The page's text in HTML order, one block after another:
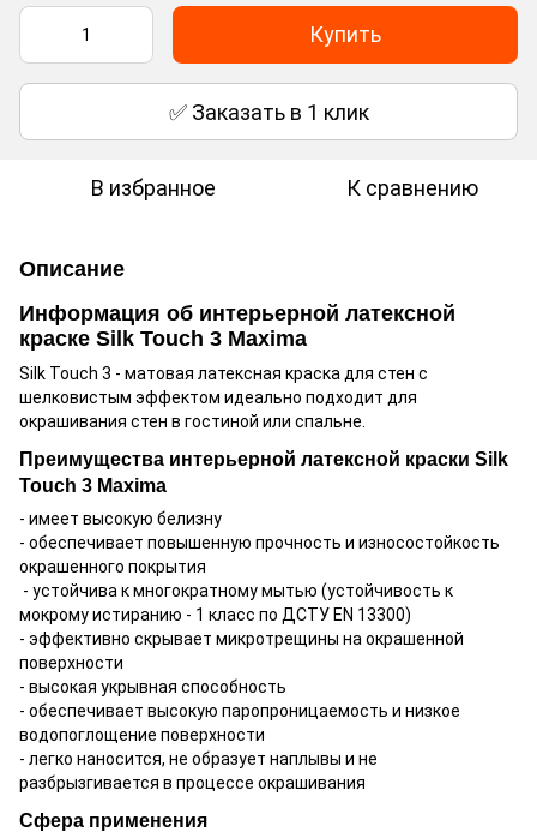
Купить
✅ Заказать в 1 клик
В избранное К сравнению
Описание
Информация об интерьерной латексной
краске Silk Touch 3 Maxima
Silk Touch 3 - матовая латексная краска для стен с
шелковистым эффектом идеально подходит для
окрашивания стен в гостиной или спальне.
Преимущества интерьерной латексной краски Silk
Touch 3 Maxima
- имеет высокую белизну
- обеспечивает повышенную прочность и износостойкость
окрашенного покрытия
- устойчива к многократному мытью (устойчивость к
мокрому истиранию - 1 класс по ДСТУ EN 13300)
- эффективно скрывает микротрещины на окрашенной
поверхности
- высокая укрывная способность
- обеспечивает высокую паропроницаемость и низкое
водопоглощение поверхности
- легко наносится, не образует наплывы и не
разбрызгивается в процессе окрашивания
Сфера применения